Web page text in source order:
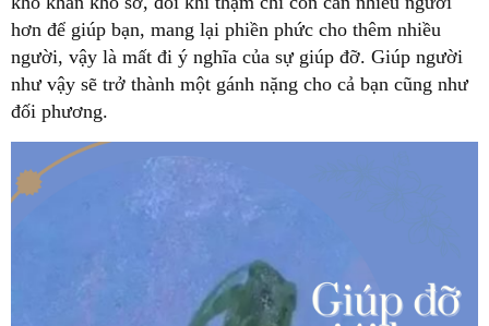
hơn để giúp bạn, mang lại phiền phức cho thêm nhiều
người, vậy là mất đi ý nghĩa của sự giúp đỡ. Giúp người
như vậy sẽ trở thành một gánh nặng cho cả bạn cũng như